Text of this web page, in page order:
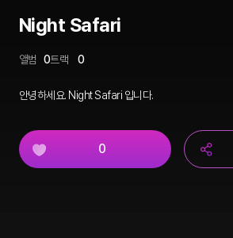
Night Safari
앨범 0트랙 0
안녕하세요. Night Safari 입니다.
0